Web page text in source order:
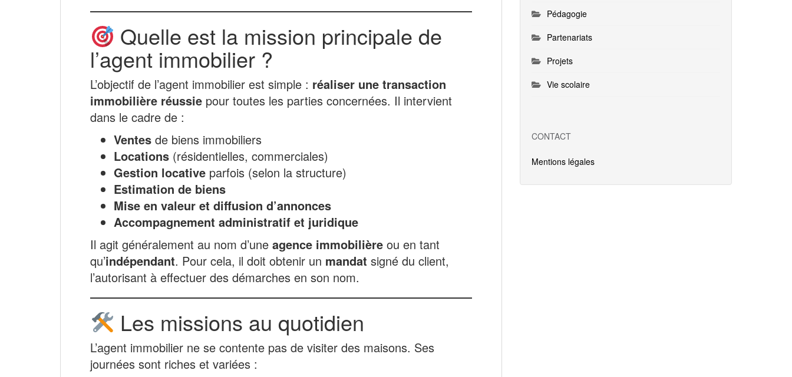
Quelle est la mission principale de
l’agent immobilier ?
L’objectif de l’agent immobilier est simple : réaliser une transaction
immobilière réussie pour toutes les parties concernées. Il intervient
dans le cadre de :
Ventes de biens immobiliers
Locations (résidentielles, commerciales)
Gestion locative parfois (selon la structure)
Estimation de biens
Mise en valeur et diffusion d’annonces
Accompagnement administratif et juridique
Il agit généralement au nom d’une agence immobilière ou en tant
qu’indépendant. Pour cela, il doit obtenir un mandat signé du client,
l’autorisant à effectuer des démarches en son nom.
Les missions au quotidien
L’agent immobilier ne se contente pas de visiter des maisons. Ses
journées sont riches et variées :
Pédagogie
Partenariats
Projets
Vie scolaire
CONTACT
Mentions légales